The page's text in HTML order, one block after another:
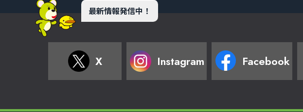
最新情報発信中！
X Instagram Facebook